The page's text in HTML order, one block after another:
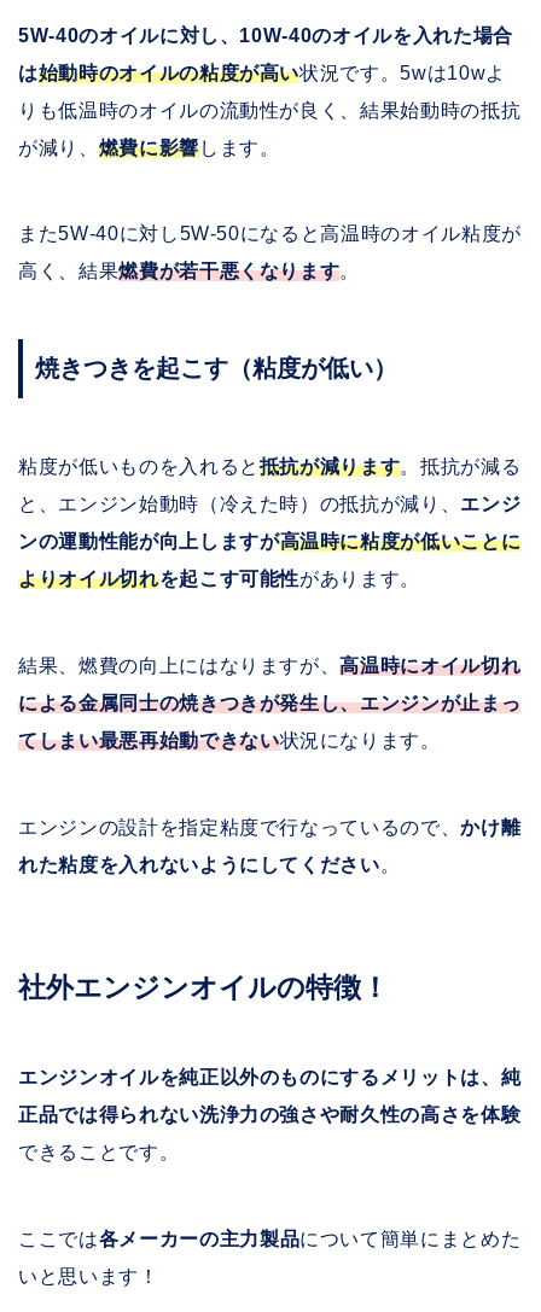
5W-40のオイルに対し、10W-40のオイルを入れた場合
は始動時のオイルの粘度が高い状況です。5wは10wよ
りも低温時のオイルの流動性が良く、結果始動時の抵抗
が減り、 燃費に影響します。
また5W-40に対し5W-50になると高温時のオイル粘度が
高く、結果燃費が若干悪くなります。
焼きつきを起こす（粘度が低い）
粘度が低いものを入れると 抵抗が減ります。抵抗が減る
と、エンジン始動時（冷えた時）の抵抗が減り、 エンジ
ンの運動性能が向上しますが高温時に粘度が低いことに
よりオイル切れを起こす可能性があります。
結果、燃費の向上にはなりますが、高温時にオイル切れ
による金属同士の焼きつきが発生し、エンジンが止まっ
てしまい最悪再始動できない状況になります。
エンジンの設計を指定粘度で行なっているので、かけ離
れた粘度を入れないようにしてください
社外エンジンオイルの特徴！
エンジンオイルを純正以外のものにするメリットは、純
正品では得られない洗浄力の強さや耐久性の高さを体験
できることです。
ここでは各メーカーの主力製品について簡単にまとめた
いと思います！